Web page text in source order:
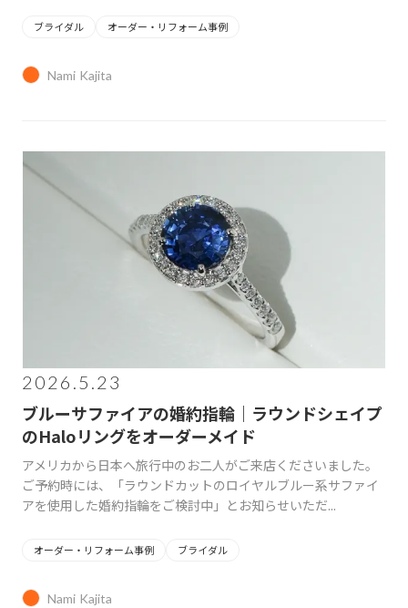
ブライダル オーダー・リフォーム事例
Nami Kajita
2026.5.23
ブルーサファイアの婚約指輪｜ラウンドシェイプ
のHaloリングをオーダーメイド
アメリカから日本へ旅行中のお二人がご来店くださいました。
ご予約時には、「ラウンドカットのロイヤルブルー系サファイ
アを使用した婚約指輪をご検討中」とお知らせいただ...
オーダー・リフォーム事例 ブライダル
Nami Kajita